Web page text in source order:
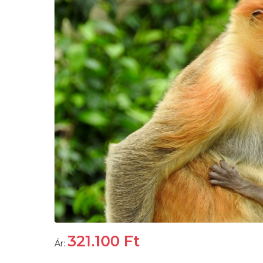
Ár: 321.100 Ft